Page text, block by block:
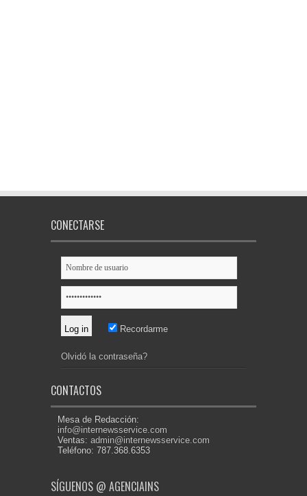
CONECTARSE
Recordarme
Olvidó la contraseña?
CONTACTOS
Mesa de Redacción:
info@internewsservice.com
Ventas: admin@internewsservice.com
Teléfono: 787.368.6353
SÍGUENOS @ AGENCIAINS